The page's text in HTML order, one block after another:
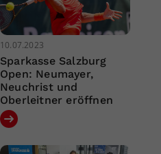
10.07.2023
Sparkasse Salzburg
Open: Neumayer,
Neuchrist und
Oberleitner eröffnen